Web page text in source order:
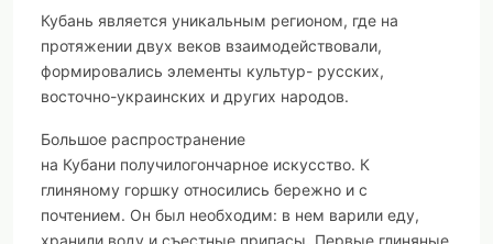
Кубань является уникальным регионом, где на
протяжении двух веков взаимодействовали,
формировались элементы культур- русских,
восточно-украинских и других народов.
Большое распространение
на Кубани получилогончарное искусство. К
глиняному горшку относились бережно и с
почтением. Он был необходим: в нем варили еду,
хранили воду и съестные припасы. Первые глиняные